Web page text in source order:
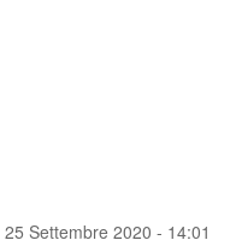
25 Settembre 2020 - 14:01